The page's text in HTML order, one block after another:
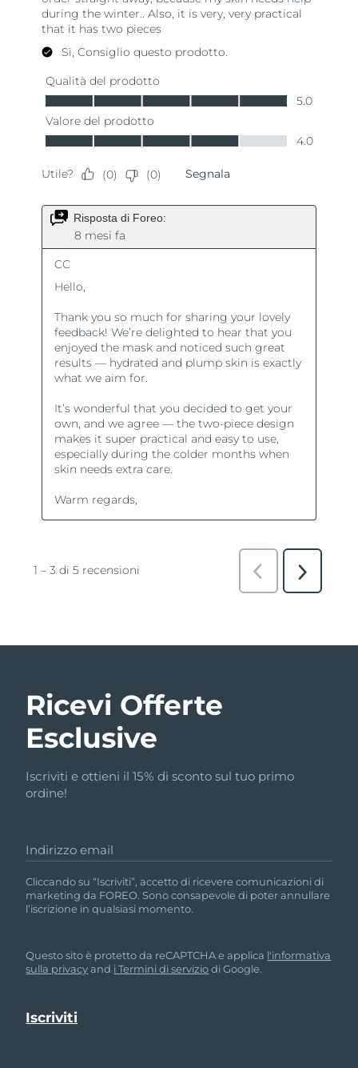
Ricevi Offerte
Esclusive
Iscriviti e ottieni il 15% di sconto sul tuo primo
ordine!
Indirizzo email
Cliccando su “Iscriviti”, accetto di ricevere comunicazioni di
marketing da FOREO. Sono consapevole di poter annullare
l’iscrizione in qualsiasi momento.
Questo sito è protetto da reCAPTCHA e applica l'informativa
sulla privacyand i Termini di serviziodi Google.